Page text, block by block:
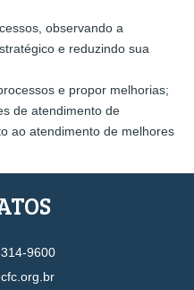
observando a
e reduzindo sua
e propor melhorias;
de atendimento de
ao atendimento de melhores
9600